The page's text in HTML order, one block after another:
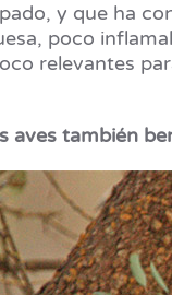
y que ha
poco
relevantes
aves también